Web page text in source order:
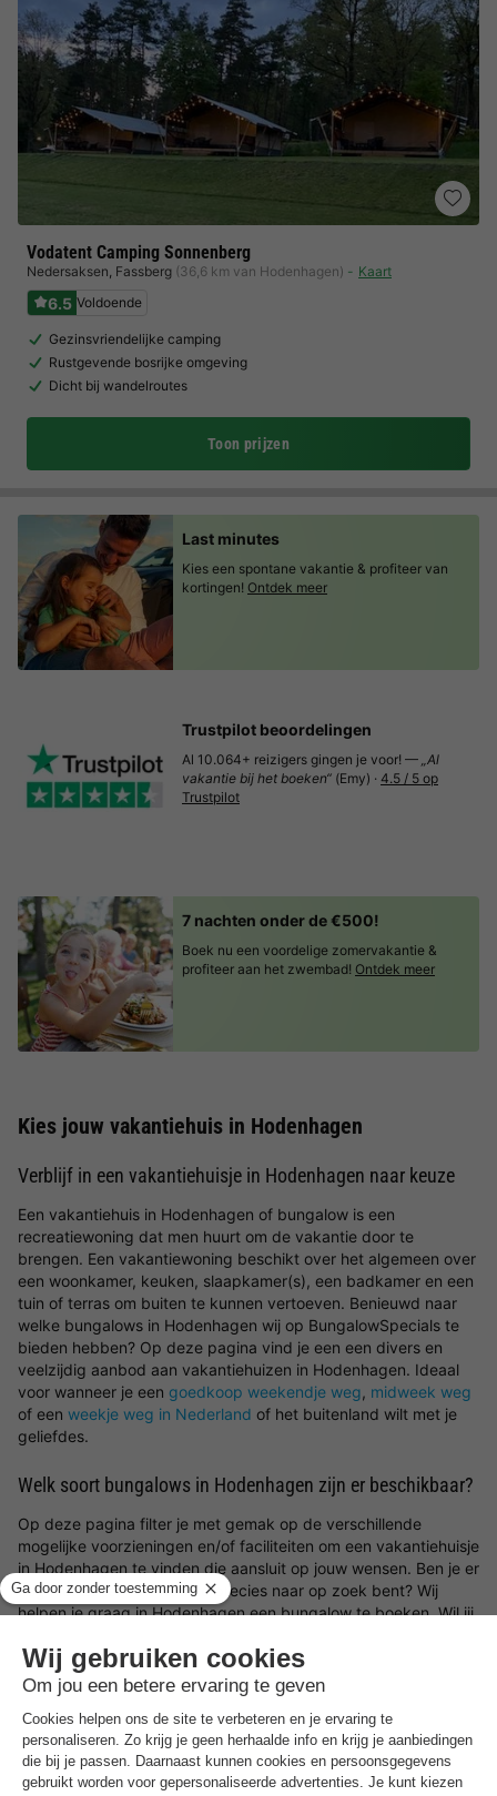
Vodatent Camping Sonnenberg
Nedersaksen, Fassberg (36,6 km van Hodenhagen) Kaart
6.5 Voldoende
Gezinsvriendelijke camping
Rustgevende bosrijke omgeving
Dicht bij wandelroutes
Toon prijzen
Last minutes
Kies een spontane vakantie & profiteer van
kortingen! Ontdek meer
Trustpilot beoordelingen
Al 10.064+ reizigers gingen je voor! — „Al
vakantie bij het boeken“ (Emy) · 4.5 / 5 op
Trustpilot
7 nachten onder de €500!
Boek nu een voordelige zomervakantie &
profiteer aan het zwembad! Ontdek meer
Kies jouw vakantiehuis in Hodenhagen
Verblijf in een vakantiehuisje in Hodenhagen naar keuze
Een vakantiehuis in Hodenhagen of bungalow is een
recreatiewoning dat men huurt om de vakantie door te
brengen. Een vakantiewoning beschikt over het algemeen over
een woonkamer, keuken, slaapkamer(s), een badkamer en een
tuin of terras om buiten te kunnen vertoeven. Benieuwd naar
welke bungalows in Hodenhagen wij op BungalowSpecials te
bieden hebben? Op deze pagina vind je een een divers en
veelzijdig aanbod aan vakantiehuizen in Hodenhagen. Ideaal
voor wanneer je een goedkoop weekendje weg, midweek weg
of een weekje weg in Nederland of het buitenland wilt met je
geliefdes.
Welk soort bungalows in Hodenhagen zijn er beschikbaar?
Op deze pagina filter je met gemak op de verschillende
mogelijke voorzieningen en/of faciliteiten om een vakantiehuisje
in Hodenhagen te vinden die aansluit op jouw wensen. Ben je er
nog niet zeker van waar je precies naar op zoek bent? Wij
helpen je graag in Hodenhagen een bungalow te boeken. Wil jij
last minute vakantiehuisje .
Wat voor type bungalow in Hodenhagen wil jij boeken en in
welke omgeving wil jij zitten? Laat je inspireren door de mooiste
locaties en vakantiehuizen in Hodenhagen. Kies eenvakantie in